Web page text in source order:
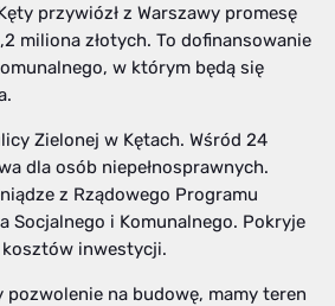
przywiózł z Warszawy promesę
miliona złotych. To dofinansowanie
w którym będą się
Zielonej w Kętach. Wśród 24
dla osób niepełnosprawnych.
z Rządowego Programu
Socjalnego i Komunalnego. Pokryje
inwestycji.
pozwolenie na budowę, mamy teren